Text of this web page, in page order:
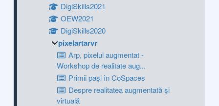
DigiSkills2021
OEW2021
DigiSkills2020
pixelartarvr
Arp, pixelul augmentat -
Workshop de realitate aug...
Primii pași în CoSpaces
Despre realitatea augmentată și
virtuală